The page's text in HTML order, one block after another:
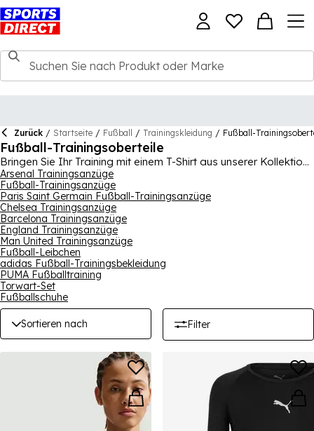
Zurück / Startseite / Fußball / Trainingskleidung / Fußball-
Fußball-Trainingsoberteile
Bringen Sie Ihr Training mit einem T-Shirt aus unserer Kollektion
von Fußball-Trainingsoberteilen auf die nächste Stufe, das
entwickelt wurde, um Ihnen zu helfen, Ihr Spiel mit moderner
Technologie und bequemen Stoffen zu verbessern. Unsere
Auswahl an Trainings-T-Shirts für Kinder und Erwachsene
stammt von großen Namen wie
ArmourundNew Balance, mit reichlich schweißableitender
Technologie, um Ihren Körper kühl und trocken zu halten,
während Sie trainieren. Sie finden eine Vielzahl von eleganten
Farbkombinationen und Designs, einschließlich der von
beliebten Fußballmannschaften.
Arsenal Trainingsanzüge
Fußball-Trainingsanzüge
Paris Saint Germain Fußball-Trainingsanzüge
Chelsea Trainingsanzüge
Barcelona Trainingsanzüge
England Trainingsanzüge
Man United Trainingsanzüge
Fußball-Leibchen
adidas Fußball-Trainingsbekleidung
PUMA Fußballtraining
Torwart-Set
Fußballschuhe
Sortieren nach Filter